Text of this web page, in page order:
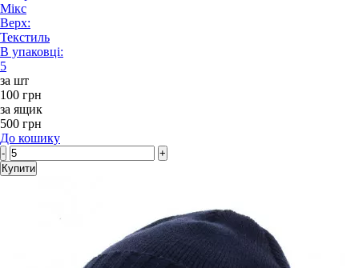
Мікс
Верх:
Текстиль
В упаковці:
5
за шт
100 грн
за ящик
500 грн
До кошику
-
+
Купити